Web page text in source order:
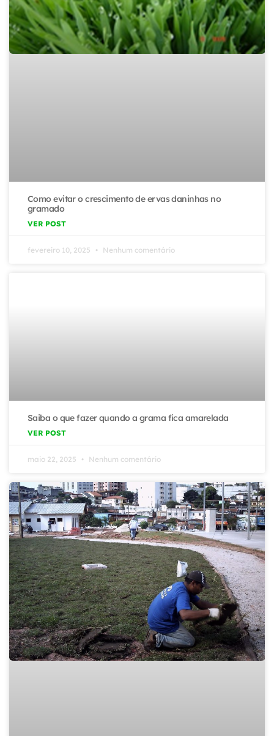
Como evitar o crescimento de ervas daninhas no
gramado
VER POST
fevereiro 10, 2025 Nenhum comentário
Saiba o que fazer quando a grama fica amarelada
VER POST
maio 22, 2025 Nenhum comentário